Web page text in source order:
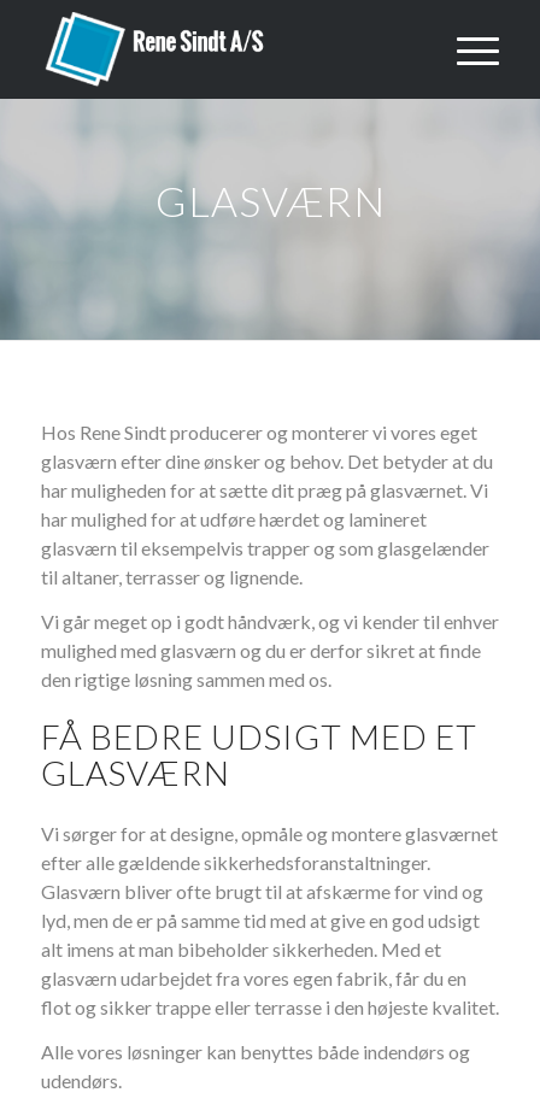
GLASVÆRN
Hos Rene Sindt producerer og monterer vi vores eget
glasværn efter dine ønsker og behov. Det betyder at du
har muligheden for at sætte dit præg på glasværnet. Vi
har mulighed for at udføre hærdet og lamineret
glasværn til eksempelvis trapper og som glasgelænder
til altaner, terrasser og lignende.
Vi går meget op i godt håndværk, og vi kender til enhver
mulighed med glasværn og du er derfor sikret at finde
den rigtige løsning sammen med os.
FÅ BEDRE UDSIGT MED ET
GLASVÆRN
Vi sørger for at designe, opmåle og montere glasværnet
efter alle gældende sikkerhedsforanstaltninger.
Glasværn bliver ofte brugt til at afskærme for vind og
lyd, men de er på samme tid med at give en god udsigt
alt imens at man bibeholder sikkerheden. Med et
glasværn udarbejdet fra vores egen fabrik, får du en
flot og sikker trappe eller terrasse i den højeste kvalitet.
Alle vores løsninger kan benyttes både indendørs og
udendørs.